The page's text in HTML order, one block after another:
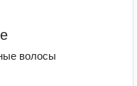
волосы